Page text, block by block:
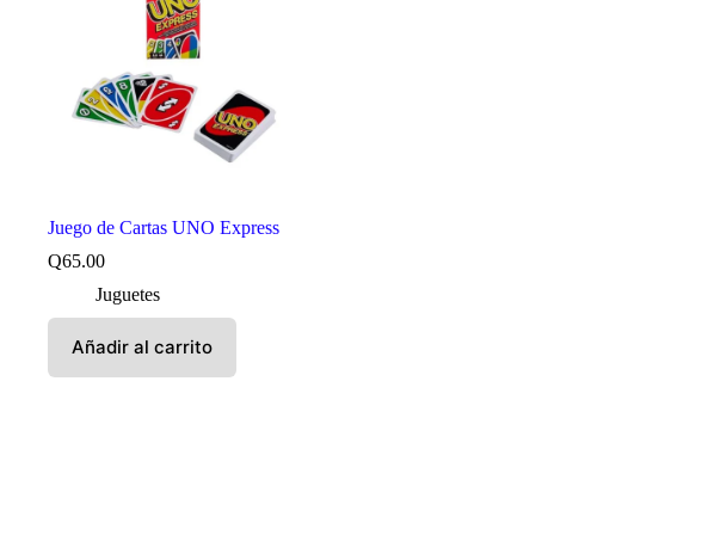
Juego de Cartas UNO Express
Q65.00
Juguetes
Añadir al carrito